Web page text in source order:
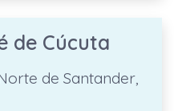
de Cúcuta
de Santander,